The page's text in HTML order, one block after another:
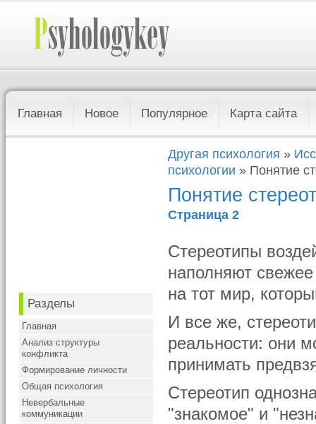
Главная Новое Популярное Карта сайта
Разделы
Главная
Анализ структуры
конфликта
Формирование личности
Общая психология
Невербальные
коммуникации
Другая психология »
психологии » Понятие
Понятие
Страница 2
Стереотипы
наполняют
на тот мир,
И все же,
реальности: они
принимать
Стереотип
"знакомое" и